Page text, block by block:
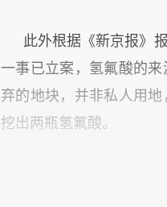
此外根据《新京报》
一事已立案，氢氟酸的
弃的地块，并非私人用
挖出两瓶氢氟酸。